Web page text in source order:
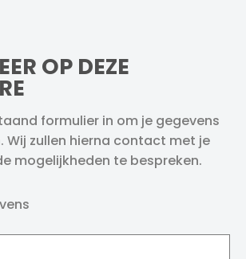
OP DEZE
formulier in om je gegevens
Wij zullen hierna contact met je
mogelijkheden te bespreken.